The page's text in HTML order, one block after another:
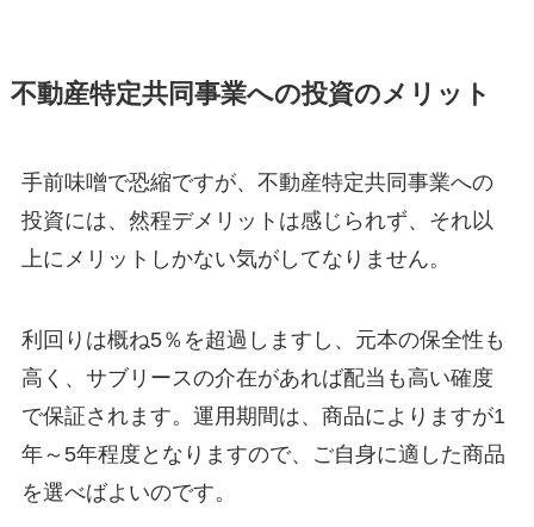
不動産特定共同事業への投資のメリット
手前味噌で恐縮ですが、不動産特定共同事業への
投資には、然程デメリットは感じられず、それ以
上にメリットしかない気がしてなりません。
利回りは概ね5％を超過しますし、元本の保全性も
高く、サブリースの介在があれば配当も高い確度
で保証されます。運用期間は、商品によりますが1
年～5年程度となりますので、ご自身に適した商品
を選べばよいのです。